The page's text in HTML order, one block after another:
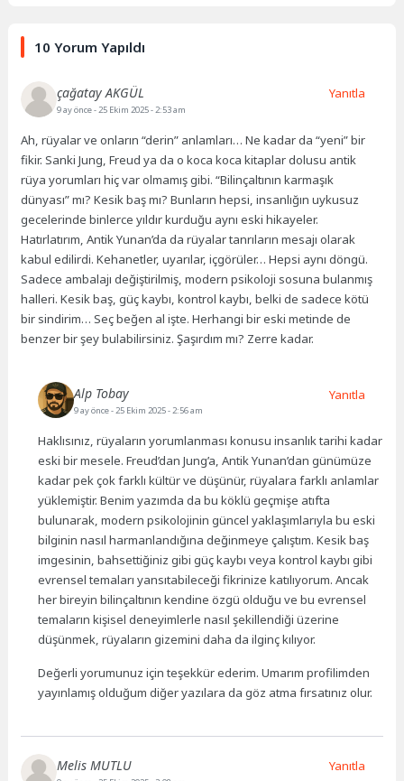
10 Yorum Yapıldı
çağatay AKGÜL
9 ay önce- 25 Ekim 2025 - 2:53 am
Ah, rüyalar ve onların “derin” anlamları… Ne kadar da “yeni” bir
fikir. Sanki Jung, Freud ya da o koca koca kitaplar dolusu antik
rüya yorumları hiç var olmamış gibi. “Bilinçaltının karmaşık
dünyası” mı? Kesik baş mı? Bunların hepsi, insanlığın uykusuz
gecelerinde binlerce yıldır kurduğu aynı eski hikayeler.
Hatırlatırım, Antik Yunan’da da rüyalar tanrıların mesajı olarak
kabul edilirdi. Kehanetler, uyarılar, içgörüler… Hepsi aynı döngü.
Sadece ambalajı değiştirilmiş, modern psikoloji sosuna bulanmış
halleri. Kesik baş, güç kaybı, kontrol kaybı, belki de sadece kötü
bir sindirim… Seç beğen al işte. Herhangi bir eski metinde de
benzer bir şey bulabilirsiniz. Şaşırdım mı? Zerre kadar.
Yanıtla
Alp Tobay
9 ay önce- 25 Ekim 2025 - 2:56 am
Haklısınız, rüyaların yorumlanması konusu insanlık tarihi kadar
eski bir mesele. Freud’dan Jung’a, Antik Yunan’dan günümüze
kadar pek çok farklı kültür ve düşünür, rüyalara farklı anlamlar
yüklemiştir. Benim yazımda da bu köklü geçmişe atıfta
bulunarak, modern psikolojinin güncel yaklaşımlarıyla bu eski
bilginin nasıl harmanlandığına değinmeye çalıştım. Kesik baş
imgesinin, bahsettiğiniz gibi güç kaybı veya kontrol kaybı gibi
evrensel temaları yansıtabileceği fikrinize katılıyorum. Ancak
her bireyin bilinçaltının kendine özgü olduğu ve bu evrensel
temaların kişisel deneyimlerle nasıl şekillendiği üzerine
düşünmek, rüyaların gizemini daha da ilginç kılıyor.
Değerli yorumunuz için teşekkür ederim. Umarım profilimden
yayınlamış olduğum diğer yazılara da göz atma fırsatınız olur.
Yanıtla
Melis MUTLU Yanıtla